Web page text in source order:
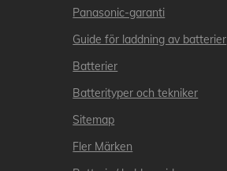
Panasonic-garanti
Guide för laddning av batterier
Batterier
Batterityper och tekniker
Sitemap
Fler Märken